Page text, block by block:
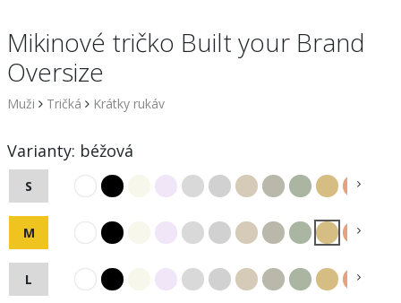
Mikinové tričko Built your Brand
Oversize
Muži Tričká Krátky rukáv
Varianty: béžová
S
M
L